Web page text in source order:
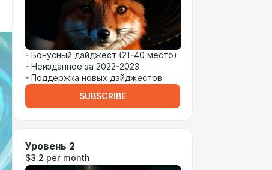
- Бонусный дайджест (21-40 место)
- Неизданное за 2022-2023
- Поддержка новых дайджестов
SUBSCRIBE
Уровень 2
$3.2 per month